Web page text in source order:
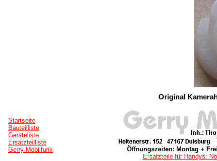
Original
Startseite
Bauteilliste
Geräteliste
Ersatzteilliste
Gerry-Mobilfunk
Öffnungszeiten: Montag +
Ersatzteile für Handys: